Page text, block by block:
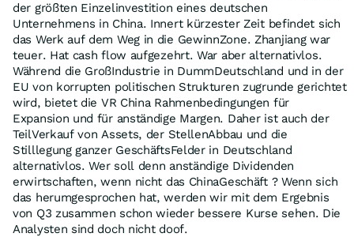
der größten Einzelinvestition eines deutschen
Unternehmens in China. Innert kürzester Zeit befindet sich
das Werk auf dem Weg in die GewinnZone. Zhanjiang war
teuer. Hat cash flow aufgezehrt. War aber alternativlos.
Während die GroßIndustrie in DummDeutschland und in der
EU von korrupten politischen Strukturen zugrunde gerichtet
wird, bietet die VR China Rahmenbedingungen für
Expansion und für anständige Margen. Daher ist auch der
TeilVerkauf von Assets, der StellenAbbau und die
Stilllegung ganzer GeschäftsFelder in Deutschland
alternativlos. Wer soll denn anständige Dividenden
erwirtschaften, wenn nicht das ChinaGeschäft ? Wenn sich
das herumgesprochen hat, werden wir mit dem Ergebnis
von Q3 zusammen schon wieder bessere Kurse sehen. Die
Analysten sind doch nicht doof.